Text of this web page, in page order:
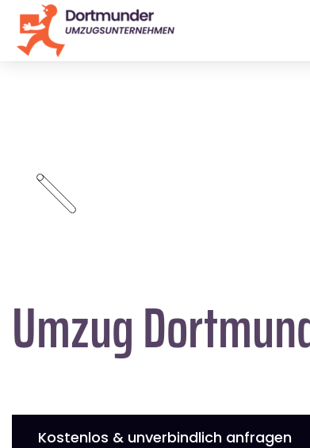
Umzug
Kostenlos & unverbindlich anfragen